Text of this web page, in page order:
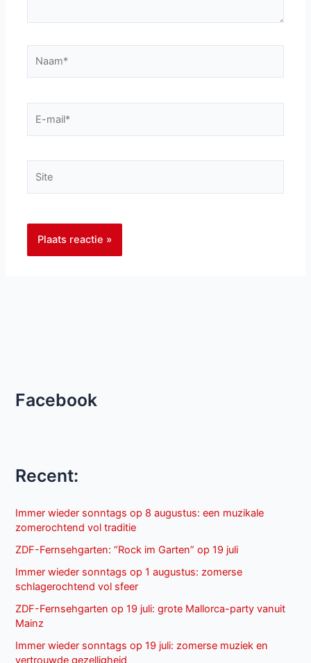
mail*
Facebook
Recent:
Immer wieder sonntags op 8 augustus: een muzikale
zomerochtend vol traditie
ZDF-Fernsehgarten: “Rock im Garten” op 19 juli
Immer wieder sonntags op 1 augustus: zomerse
schlagerochtend vol sfeer
ZDF-Fernsehgarten op 19 juli: grote Mallorca-party vanuit
Mainz
Immer wieder sonntags op 19 juli: zomerse muziek en
vertrouwde gezelligheid